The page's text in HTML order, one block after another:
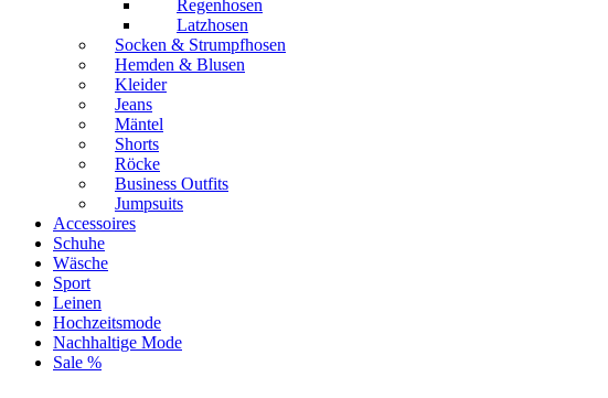
Regenhosen
Latzhosen
Socken & Strumpfhosen
Hemden & Blusen
Kleider
Jeans
Mäntel
Shorts
Röcke
Business Outfits
Jumpsuits
Accessoires
Schuhe
Wäsche
Sport
Leinen
Hochzeitsmode
Nachhaltige Mode
Sale %